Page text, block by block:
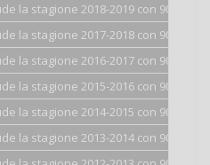
la stagione 2018-2019 con 900 punti.
la stagione 2017-2018 con 900 punti.
la stagione 2016-2017 con 900 punti.
la stagione 2015-2016 con 900 punti.
la stagione 2014-2015 con 900 punti.
la stagione 2013-2014 con 900 punti.